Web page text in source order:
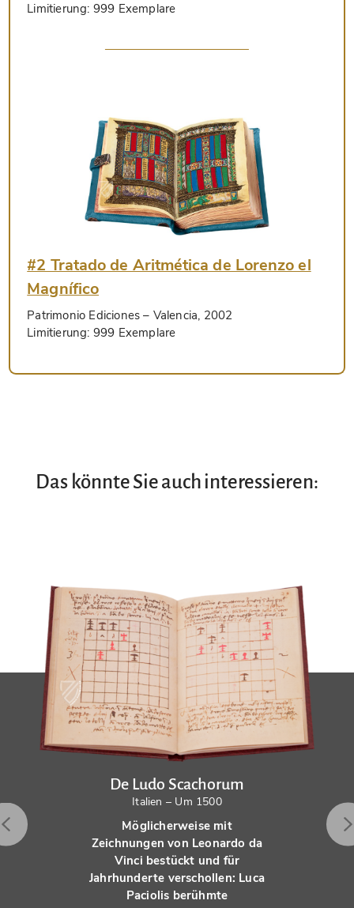
Limitierung: 999 Exemplare
#2 Tratado de Aritmética de Lorenzo el
Magnífico
Patrimonio Ediciones – Valencia, 2002
Limitierung: 999 Exemplare
Das könnte Sie auch interessieren:
De Ludo Scachorum
Italien – Um 1500
Möglicherweise mit
Zeichnungen von Leonardo da
Vinci bestückt und für
Jahrhunderte verschollen: Luca
Paciolis berühmte